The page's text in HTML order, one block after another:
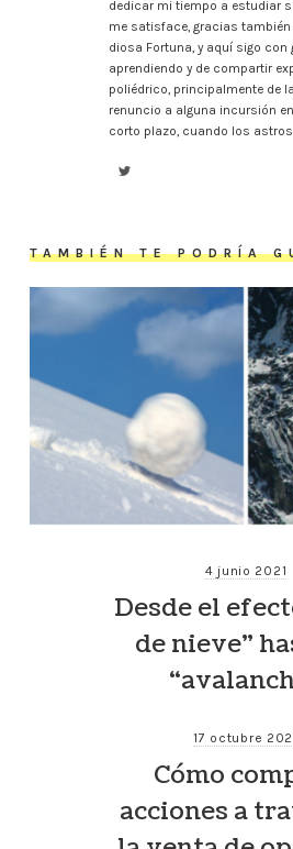
dedicar mi tiempo a estudiar
me satisface, gracias
diosa Fortuna, y aquí sigo con
aprendiendo y de compartir
poliédrico, principalmente de
renuncio a alguna incursión
corto plazo, cuando los
TAMBIÉN TE PODRÍA
4 junio 2021
Desde el
de nieve”
17 octubre
Cómo
acciones a